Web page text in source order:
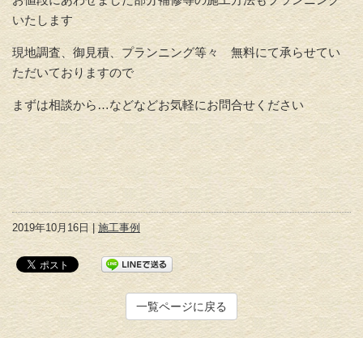
いたします
現地調査、御見積、プランニング等々 無料にて承らせてい
ただいておりますので
まずは相談から…などなどお気軽にお問合せください
2019年10月16日 |施工事例
一覧ページに戻る